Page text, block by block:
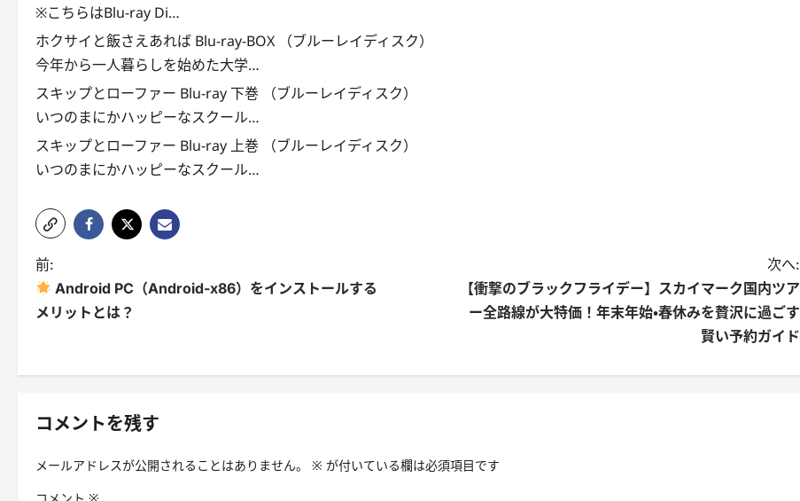
※こちらはBlu-ray Di…
ホクサイと飯さえあれば Blu-ray-BOX （ブルーレイディスク）
今年から一人暮らしを始めた大学…
スキップとローファー Blu-ray 下巻 （ブルーレイディスク）
いつのまにかハッピーなスクール…
スキップとローファー Blu-ray 上巻 （ブルーレイディスク）
いつのまにかハッピーなスクール…
投
稿
ー
シ
ョ
前:
Android PC（Android-x86）をインストールする
メリットとは？
次へ:
【衝撃のブラックフライデー】スカイマーク国内ツア
ー全路線が大特価！年末年始・春休みを贅沢に過ごす
賢い予約ガイド
コメントを残す
メールアドレスが公開されることはありません。 ※ が付いている欄は必須項目です